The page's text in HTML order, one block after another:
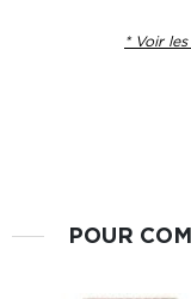
* Voir
POUR